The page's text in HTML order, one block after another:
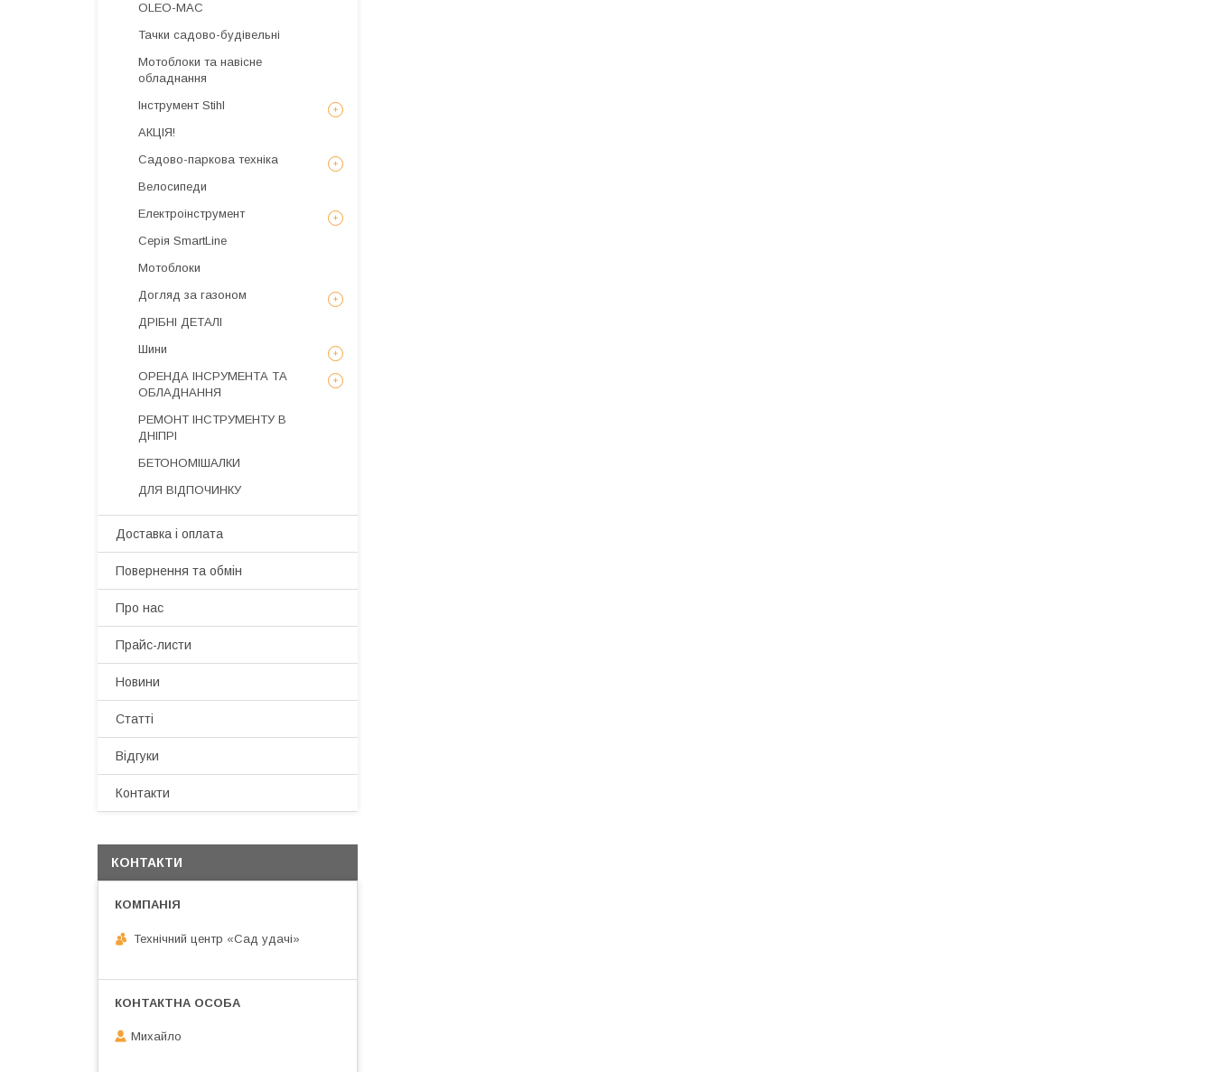
OLEO-MAC
Тачки садово-будівельні
Мотоблоки та навісне
обладнання
Інструмент Stihl
АКЦІЯ!
Садово-паркова техніка
Велосипеди
Електроінструмент
Серія SmartLine
Мотоблоки
Догляд за газоном
ДРІБНІ ДЕТАЛІ
Шини
ОРЕНДА ІНСРУМЕНТА ТА
ОБЛАДНАННЯ
РЕМОНТ ІНСТРУМЕНТУ В
ДНІПРІ
БЕТОНОМІШАЛКИ
ДЛЯ ВІДПОЧИНКУ
Доставка і оплата
Повернення та обмін
Про нас
Прайс-листи
Новини
Статті
Відгуки
Контакти
КОНТАКТИ
Технічний центр «Сад удачі»
Михайло